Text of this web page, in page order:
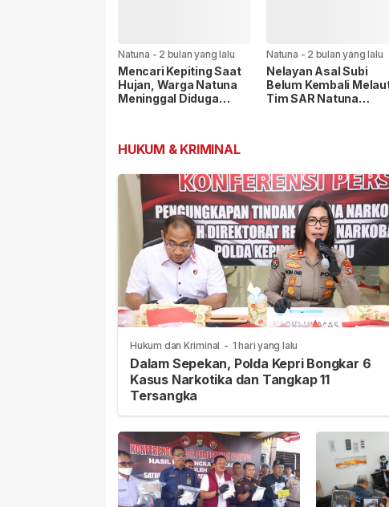
Natuna - 2 bulan yang lalu
Mencari Kepiting Saat
Hujan, Warga Natuna
Meninggal Diduga
Natuna - 2 bulan yang lalu
Nelayan Asal Subi
Belum Kembali
Tim SAR Natuna
HUKUM & KRIMINAL
Hukum dan Kriminal - 1 hari yang lalu
Dalam Sepekan, Polda Kepri Bongkar 6
Kasus Narkotika dan Tangkap 11
Tersangka